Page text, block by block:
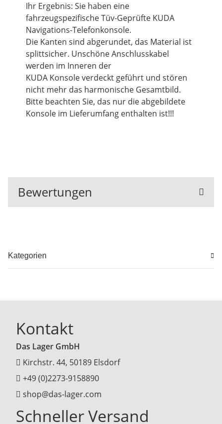
Ihr Ergebnis: Sie haben eine
fahrzeugspezifische Tüv-Geprüfte KUDA
Navigations-Telefonkonsole.
Die Kanten sind abgerundet, das Material ist
splittsicher. Unschöne Anschlusskabel
werden im Inneren der
KUDA Konsole verdeckt geführt und stören
nicht mehr das harmonische Gesamtbild.
Bitte beachten Sie, das nur die abgebildete
Konsole im Lieferumfang enthalten ist!!!
Bewertungen
Kategorien
Kontakt
Das Lager GmbH
Kirchstr. 44, 50189 Elsdorf
+49 (0)2273-9158890
shop@das-lager.com
Schneller Versand